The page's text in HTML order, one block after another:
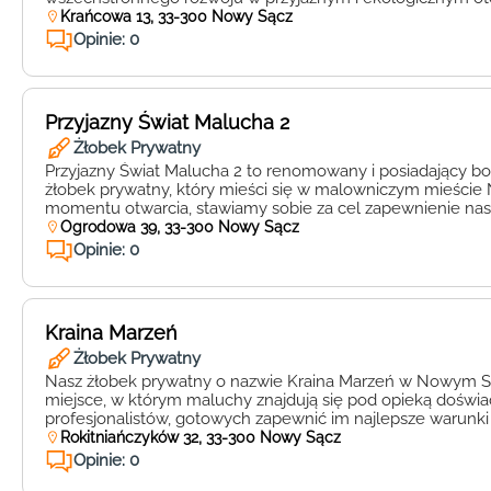
placówka, oprócz funkcji żłobka, pełni również rolę
niepublicznego przedszkola. W Sunny Buddies stawiamy
podejście do każdego maluszka. Nasze wykwalifikowane i
pedagogiczne […]
Krańcowa 13, 33-300 Nowy Sącz
Opinie: 0
Przyjazny Świat Malucha 2
Żłobek Prywatny
Przyjazny Świat Malucha 2 to renomowany i posiadający
żłobek prywatny, który mieści się w malowniczym mieście
momentu otwarcia, stawiamy sobie za cel zapewnienie
bezpiecznego i pełnego ciepła oraz miłości miejsca, w
przekraczać swoje własne granice. Nasze wartości opierają
Collegium […]
Ogrodowa 39, 33-300 Nowy Sącz
Opinie: 0
Kraina Marzeń
Żłobek Prywatny
Nasz żłobek prywatny o nazwie Kraina Marzeń w Nowym
miejsce, w którym maluchy znajdują się pod opieką
profesjonalistów, gotowych zapewnić im najlepsze
atmosferę. Nasza placówka to prawdziwa oaza dla
dziecko może rozwijać swoje umiejętności, zdobywać
tworzyć niezapomniane wspomnienia. Jesteśmy
Rokitniańczyków 32, 33-300 Nowy Sącz
Opinie: 0